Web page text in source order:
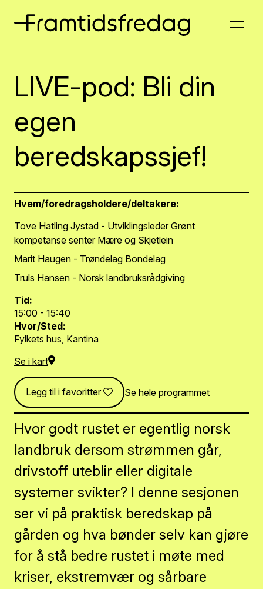
LIVE-pod: Bli din
egen
beredskapssjef!
Hvem/foredragsholdere/deltakere:
Tove Hatling Jystad - Utviklingsleder Grønt
kompetanse senter Mære og Skjetlein
Marit Haugen - Trøndelag Bondelag
Truls Hansen - Norsk landbruksrådgiving
Tid:
15:00 - 15:40
Hvor/Sted:
Fylkets hus, Kantina
Se i kart
Legg til i favoritter Se hele programmet
Hvor godt rustet er egentlig norsk
landbruk dersom strømmen går,
drivstoff uteblir eller digitale
systemer svikter? I denne sesjonen
ser vi på praktisk beredskap på
gården og hva bønder selv kan gjøre
for å stå bedre rustet i møte med
kriser, ekstremvær og sårbare